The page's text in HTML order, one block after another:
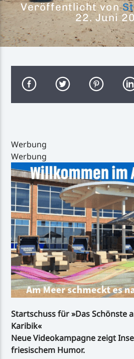
Aktueller Titel
Discohopping
Mix)
Handystream
Veröffentlicht von
22. Juni
Werbung
Werbung
Startschuss für »Das Schönste
Karibik«
Neue Videokampagne zeigt
friesischem Humor.